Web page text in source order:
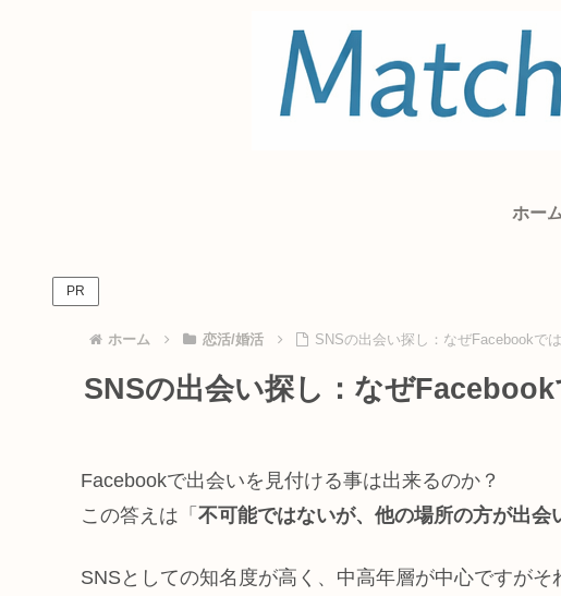
ホー
PR
ホーム 恋活/婚活 SNSの出会い探し：なぜFacebookで
SNSの出会い探し：なぜ
Facebookで出会いを見付ける事は出来るのか？
この答えは「 不可能ではないが、他の場所の方が出会
SNSとしての知名度が高く、中高年層が中心ですがそ